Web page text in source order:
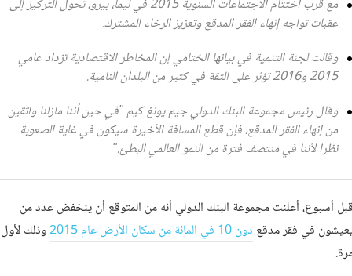
مع قرب اختتام الاجتماعات السنوية 2015 في ليما، بيرو، تحول التركيز إلى
عقبات تواجه إنهاء الفقر المدقع وتعزيز الرخاء المشترك.
وقالت لجنة التنمية في بيانها الختامي إن المخاطر الاقتصادية تزداد عامي
2015 و2016 تؤثر على الثقة في كثير من البلدان النامية.
وقال رئيس مجموعة البنك الدولي جيم يونغ كيم "في حين أننا مازلنا واثقين
من إنهاء الفقر المدقع، فإن قطع المسافة الأخيرة سيكون في غاية الصعوبة
نظرا لأننا في منتصف فترة من النمو العالمي البطئ."
أسبوع، أعلنت مجموعة البنك الدولي أنه من المتوقع أن ينخفض عدد من
في فقر مدقع دون 10 في المائة من سكان الأرض عام 2015
وذلك لأول